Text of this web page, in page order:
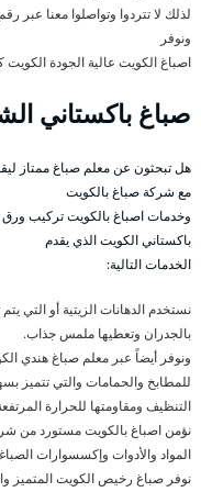
لذلك لا تتردوا وتواصلوا معنا
ونوفر
اصباغ الكويت عالية الجودة
صباغ باكستاني
هل تبحثون عن معلم صباغ ممتاز
مع شركة صباغ بالكويت
وخدمات اصباغ بالكويت تركيب
باكستاني الكويت الذي يقدم
الخدمات التالية:
نستخدم الدهانات الزيتية أو التي
بالجدران وتعطيها ملمس جذاب.
ونوفر أيضاً عبر معلم صباغ هندي
للمطابخ والحمامات والتي تتميز
التنظيف ومقاومتها للحرارة
نؤمن اصباغ بالكويت مستورد من
المواد والأدوات وإكسسوارات
نوفر صباغ رخيص الكويت المتميز